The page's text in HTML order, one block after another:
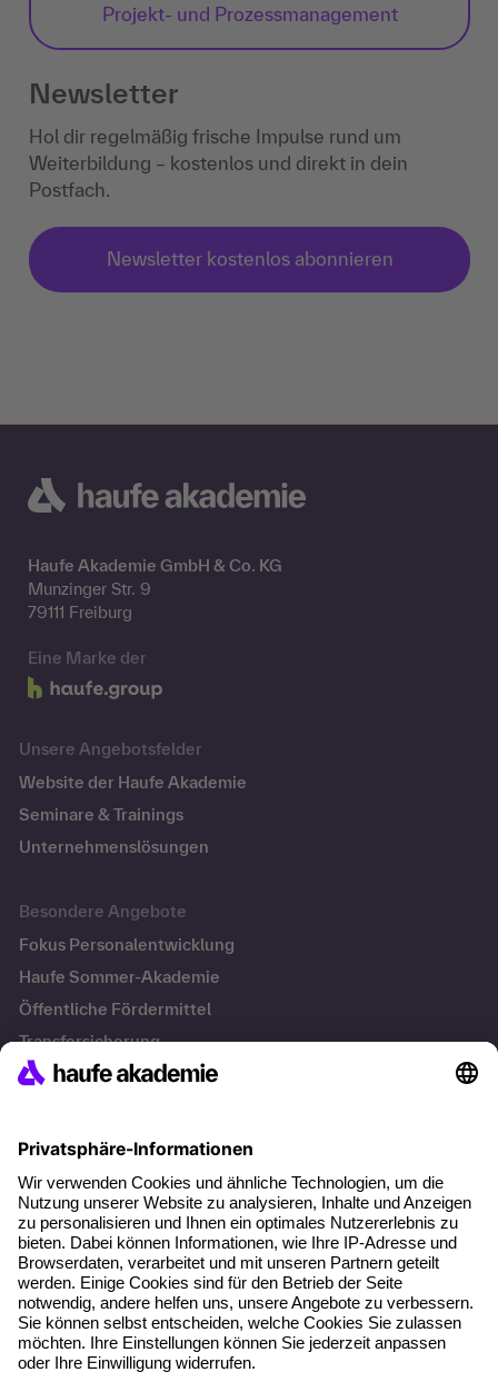
Projekt- und Prozessmanagement
Newsletter
Hol dir regelmäßig frische Impulse rund um
Weiterbildung – kostenlos und direkt in dein
Postfach.
Newsletter kostenlos abonnieren
Haufe Akademie GmbH & Co. KG
Munzinger Str. 9
79111 Freiburg
Eine Marke der
Unsere Angebotsfelder
Website der Haufe Akademie
Seminare & Trainings
Unternehmenslösungen
Besondere Angebote
Fokus Personalentwicklung
Haufe Sommer-Akademie
Öffentliche Fördermittel
Transfersicherung
Führung im KI-Zeitalter: Wie Human-AI-Leadership Teams
stark macht
Operatives Personalmanagement: Aufgaben, Prozesse
und Grundlagen im Überblick
KI Texte menschlicher machen und unverwechselbar
bleiben
KI-Projekte zum Erfolg bringen